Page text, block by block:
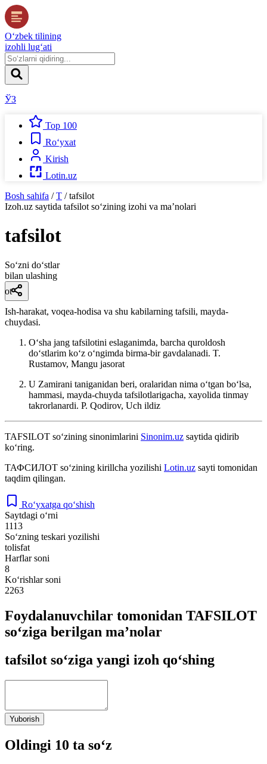
O‘zbek tilining
izohli lug‘ati
ЎЗ
Top 100
Ro‘yxat
Kirish
Lotin.uz
Bosh sahifa / T / tafsilot
Izoh.uz saytida tafsilot so‘zining izohi va ma’nolari
tafsilot
So‘zni do‘stlar
bilan ulashing
ot
Ish-harakat, voqea-hodisa va shu kabilarning tafsili, mayda-
chuydasi.
Oʻsha jang tafsilotini eslaganimda, barcha quroldosh
doʻstlarim koʻz oʻngimda birma-bir gavdalanadi. T.
Rustamov, Mangu jasorat
U Zamirani taniganidan beri, oralaridan nima oʻtgan boʻlsa,
hammasi, mayda-chuyda tafsilotlarigacha, xayolida tinmay
takrorlanardi. P. Qodirov, Uch ildiz
TAFSILOT so‘zining sinonimlarini Sinonim.uz saytida qidirib
ko‘ring.
ТАФСИЛОТ so‘zining kirillcha yozilishi Lotin.uz sayti tomonidan
taqdim qilingan.
Ro‘yxatga qo‘shish
Saytdagi o‘rni
1113
So‘zning teskari yozilishi
tolisfat
Harflar soni
8
Ko‘rishlar soni
2263
Foydalanuvchilar tomonidan TAFSILOT
so‘ziga berilgan ma’nolar
tafsilot so‘ziga yangi izoh qo‘shing
Yuborish
Oldingi 10 ta so‘z